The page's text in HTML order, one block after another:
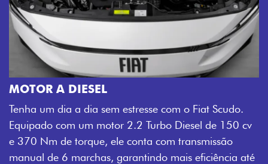
MOTOR A DIESEL
Tenha um dia a dia sem estresse com o Fiat Scudo.
Equipado com um motor 2.2 Turbo Diesel de 150 cv
e 370 Nm de torque, ele conta com transmissão
manual de 6 marchas, garantindo mais eficiência até